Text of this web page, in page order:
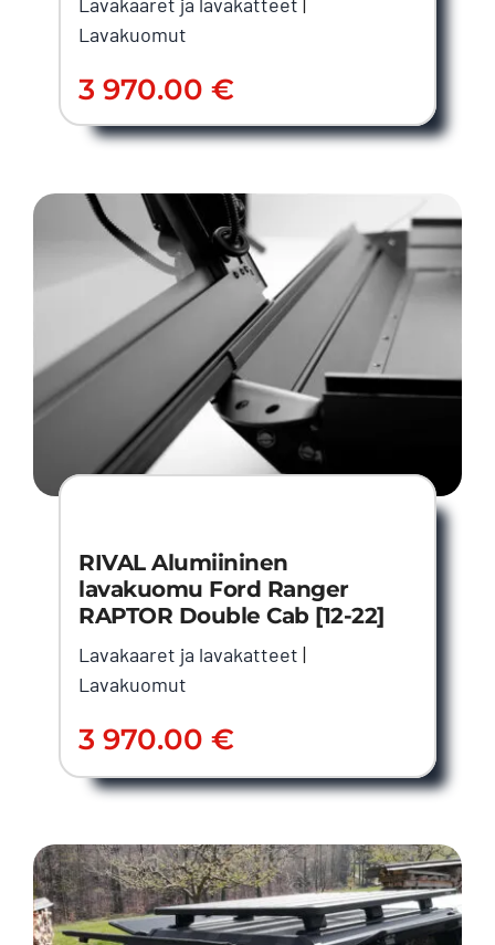
Lavakuomut
3 970.00€
RIVAL Alumiininen
lavakuomu Ford Ranger
RAPTOR Double Cab [12-22]
Lavakaaret ja lavakatteet |
Lavakuomut
3 970.00€